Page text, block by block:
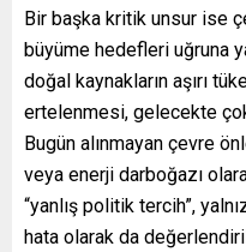
Bir başka kritik unsur ise
büyüme hedefleri uğruna
doğal kaynakların aşırı
ertelenmesi, gelecekte
Bugün alınmayan çevre
veya enerji darboğazı
“yanlış politik tercih”,
hata olarak da